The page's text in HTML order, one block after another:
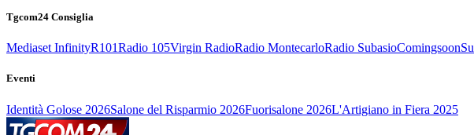
Tgcom24 Consiglia
Mediaset InfinityR101Radio 105Virgin RadioRadio MontecarloRadio SubasioComingsoon
Eventi
Identità Golose 2026Salone del Risparmio 2026Fuorisalone 2026L'Artigiano in Fiera 2025